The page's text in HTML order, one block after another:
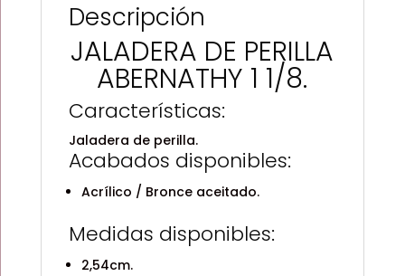
Descripción
JALADERA DE PERILLA
ABERNATHY 1 1/8.
Características:
Jaladera de perilla.
Acabados disponibles:
Acrílico / Bronce aceitado.
Medidas disponibles:
2,54cm.